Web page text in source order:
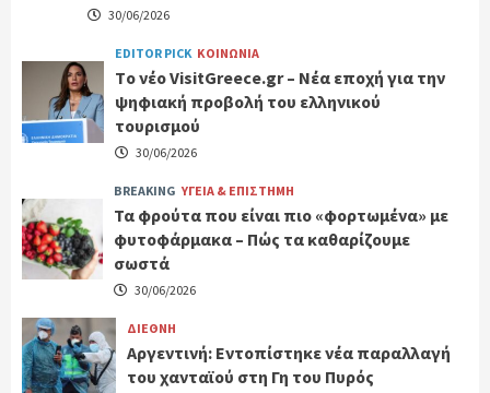
30/06/2026
EDITOR PICK ΚΟΙΝΩΝΙΑ
Tο νέο VisitGreece.gr – Νέα εποχή για την
ψηφιακή προβολή του ελληνικού
τουρισμού
30/06/2026
BREAKING ΥΓΕΙΑ & ΕΠΙΣΤΗΜΗ
Τα φρούτα που είναι πιο «φορτωμένα» με
φυτοφάρμακα – Πώς τα καθαρίζουμε
σωστά
30/06/2026
ΔΙΕΘΝΗ
Αργεντινή: Εντοπίστηκε νέα παραλλαγή
του χανταϊού στη Γη του Πυρός